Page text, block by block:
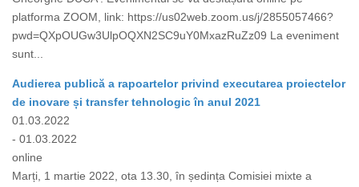
platforma ZOOM, link: https://us02web.zoom.us/j/2855057466?
pwd=QXpOUGw3UlpOQXN2SC9uY0MxazRuZz09 La eveniment
sunt...
Audierea publică a rapoartelor privind executarea proiectelor
de inovare și transfer tehnologic în anul 2021
01.03.2022
- 01.03.2022
online
Marți, 1 martie 2022, ota 13.30, în ședința Comisiei mixte a